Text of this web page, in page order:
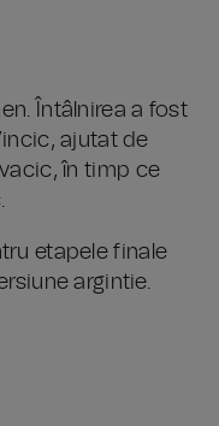
Întâlnirea a fost
ajutat de
în timp ce
etapele finale
argintie.